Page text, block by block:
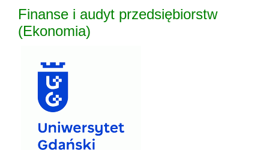
Finanse i audyt przedsiębiorstw
(Ekonomia)